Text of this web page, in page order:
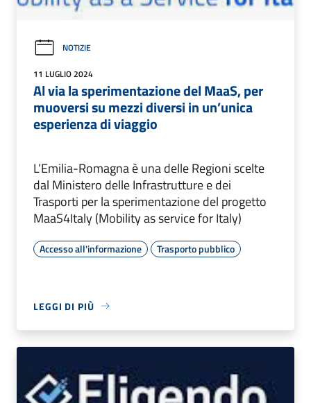
NOTIZIE
11 LUGLIO 2024
Al via la sperimentazione del MaaS, per
muoversi su mezzi diversi in un’unica
esperienza di viaggio
L’Emilia-Romagna è una delle Regioni scelte
dal Ministero delle Infrastrutture e dei
Trasporti per la sperimentazione del progetto
MaaS4Italy (Mobility as service for Italy)
Accesso all'informazione Trasporto pubblico
LEGGI DI PIÙ